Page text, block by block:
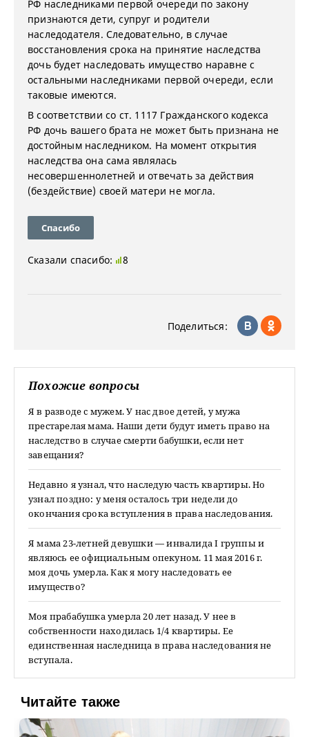
РФ наследниками первой очереди по закону
признаются дети, супруг и родители
наследодателя. Следовательно, в случае
восстановления срока на принятие наследства
дочь будет наследовать имущество наравне с
остальными наследниками первой очереди, если
таковые имеются.
В соответствии со ст. 1117 Гражданского кодекса
РФ дочь вашего брата не может быть признана не
достойным наследником. На момент открытия
наследства она сама являлась
несовершеннолетней и отвечать за действия
(бездействие) своей матери не могла.
Спасибо
Сказали спасибо: 8
Поделиться:
Похожие вопросы
Я в разводе с мужем. У нас двое детей, у мужа
престарелая мама. Наши дети будут иметь право на
наследство в случае смерти бабушки, если нет
завещания?
Недавно я узнал, что наследую часть квартиры. Но
узнал поздно: у меня осталось три недели до
окончания срока вступления в права наследования.
Я мама 23-летней девушки — инвалида I группы и
являюсь ее официальным опекуном. 11 мая 2016 г.
моя дочь умерла. Как я могу наследовать ее
имущество?
Моя прабабушка умерла 20 лет назад. У нее в
собственности находилась 1/4 квартиры. Ее
единственная наследница в права наследования не
вступала.
Читайте также